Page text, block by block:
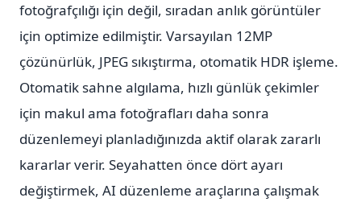
fotoğrafçılığı için değil, sıradan anlık görüntüler
için optimize edilmiştir. Varsayılan 12MP
çözünürlük, JPEG sıkıştırma, otomatik HDR işleme.
Otomatik sahne algılama, hızlı günlük çekimler
için makul ama fotoğrafları daha sonra
düzenlemeyi planladığınızda aktif olarak zararlı
kararlar verir. Seyahatten önce dört ayarı
değiştirmek, AI düzenleme araçlarına çalışmak